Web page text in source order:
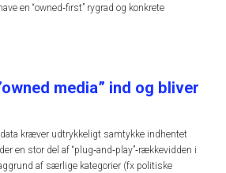
en “owned‑first” rygrad og konkrete
media” ind og bliver
kræver udtrykkeligt samtykke indhentet
en stor del af “plug‑and‑play”‑rækkevidden i
af særlige kategorier (fx politiske